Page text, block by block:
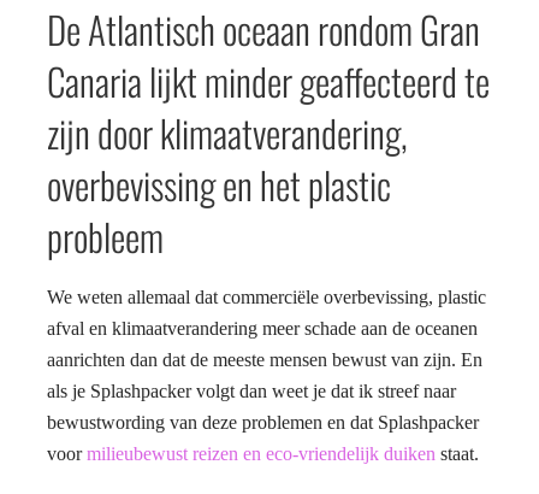
De Atlantisch oceaan rondom Gran
Canaria lijkt minder geaffecteerd te
zijn door klimaatverandering,
overbevissing en het plastic
probleem
We weten allemaal dat commerciële overbevissing, plastic
afval en klimaatverandering meer schade aan de oceanen
aanrichten dan dat de meeste mensen bewust van zijn. En
als je Splashpacker volgt dan weet je dat ik streef naar
bewustwording van deze problemen en dat Splashpacker
voormilieubewust reizen en eco-vriendelijk duiken staat.